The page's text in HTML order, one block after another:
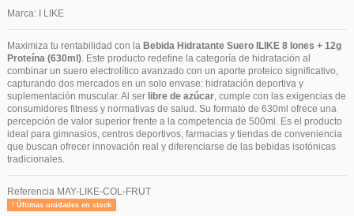
Marca: I LIKE
Maximiza tu rentabilidad con la Bebida Hidratante Suero ILIKE 8 Iones + 12g
Proteína (630ml). Este producto redefine la categoría de hidratación al
combinar un suero electrolítico avanzado con un aporte proteico significativo,
capturando dos mercados en un solo envase: hidratación deportiva y
suplementación muscular. Al ser libre de azúcar, cumple con las exigencias de
consumidores fitness y normativas de salud. Su formato de 630ml ofrece una
percepción de valor superior frente a la competencia de 500ml. Es el producto
ideal para gimnasios, centros deportivos, farmacias y tiendas de conveniencia
que buscan ofrecer innovación real y diferenciarse de las bebidas isotónicas
tradicionales.
Referencia MAY-LIKE-COL-FRUT
Últimas unidades en stock